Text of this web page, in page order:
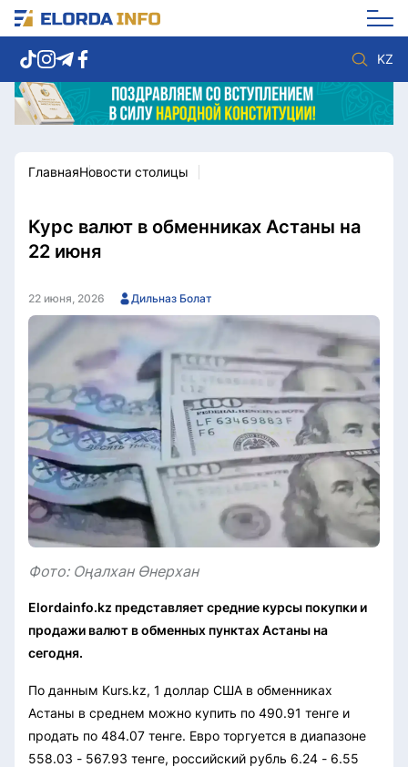
KZ
Новости столицы
Политика
Спорт
Культура
Разное
Видео
Этический кодекс
Служу стране
ГлавнаяНовости столицы
Курс валют в обменниках Астаны на
22 июня
22 июня, 2026 Дильназ Болат
Фото: Оңалхан Өнерхан
Elordainfo.kz представляет средние курсы покупки и
продажи валют в обменных пунктах Астаны на
сегодня.
По данным Kurs.kz, 1 доллар США в обменниках
Астаны в среднем можно купить по 490.91 тенге и
продать по 484.07 тенге. Евро торгуется в диапазоне
558.03 - 567.93 тенге, российский рубль 6.24 - 6.55